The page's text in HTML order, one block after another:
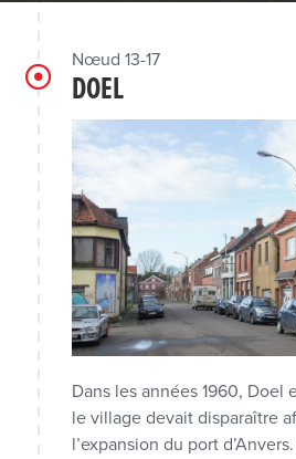
Nœud 13-17
DOEL
Dans les années 1960, Doel
le village devait disparaître
l’expansion du port